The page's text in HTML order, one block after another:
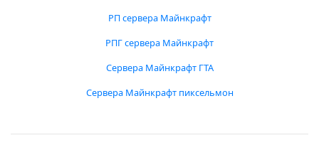
РП сервера Майнкрафт
РПГ сервера Майнкрафт
Сервера Майнкрафт ГТА
Сервера Майнкрафт пиксельмон